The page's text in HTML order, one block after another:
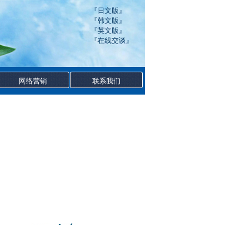
『 日文版』
『韩文版』
『英文版』
『在线交谈』
网络营销 联系我们